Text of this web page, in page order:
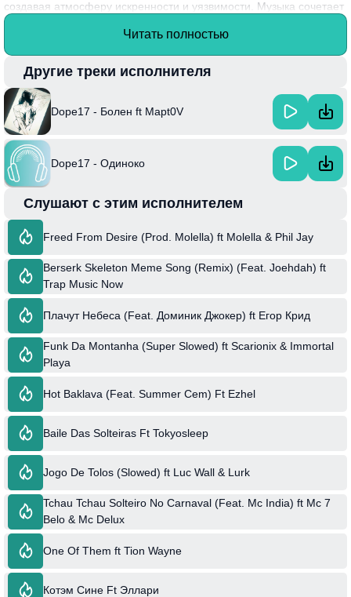
создавая атмосферу искренности и уязвимости. Музыка сочетает
в себе меланхоличные мелодии и мощные ритмы, что делает
трек привлекательным как для любителей хип-хопа, так и для
ощущение единения с каждым, кто когда-либо испытывал
эмоциональную боль.
Интересный факт: Dope17 и Mapt0V активно развиваются в
музыкальной индустрии и экспериментируют с различными
жанрами, что делает их творчество многогранным и
разнообразным.
Читать полностью
Другие треки исполнителя
Dope17 - Болен ft Mapt0V
Dope17 - Одиноко
Слушают с этим исполнителем
Freed From Desire (Prod. Molella) ft Molella & Phil Jay
Berserk Skeleton Meme Song (Remix) (Feat. Joehdah) ft
Trap Music Now
Плачут Небеса (Feat. Доминик Джокер) ft Егор Крид
Funk Da Montanha (Super Slowed) ft Scarionix & Immortal
Playa
Hot Baklava (Feat. Summer Cem) Ft Ezhel
Baile Das Solteiras Ft Tokyosleep
Jogo De Tolos (Slowed) ft Luc Wall & Lurk
Tchau Tchau Solteiro No Carnaval (Feat. Mc India) ft Mc 7
Belo & Mc Delux
One Of Them ft Tion Wayne
Котэм Сине Ft Эллари